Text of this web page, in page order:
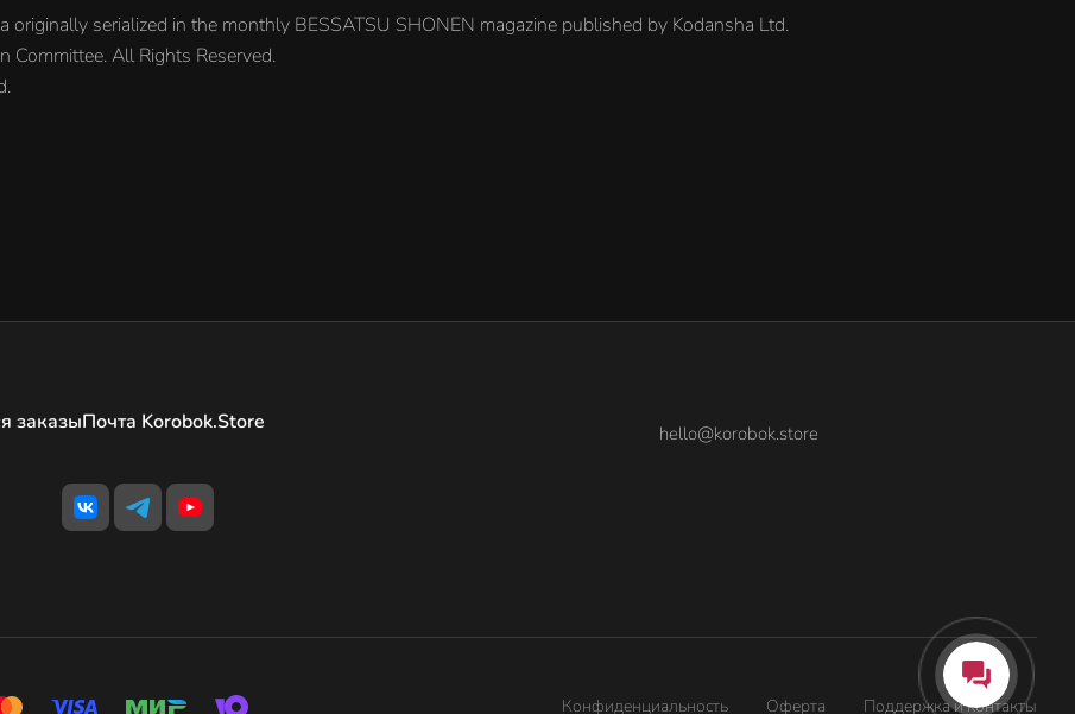
originally serialized in the monthly BESSATSU SHONEN magazine published by Kodansha Ltd.
Committee. All Rights Reserved.
заказыПочта Korobok.Store hello@korobok.store
Конфиденциальность Оферта Поддержка и контакты